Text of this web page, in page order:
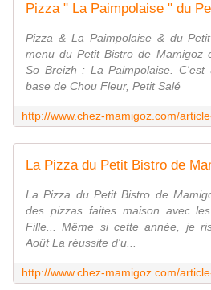
Pizza & La Paimpolaise & du
menu du Petit Bistro de Mamigoz
So Breizh : La Paimpolaise.
base de Chou Fleur, Petit Salé
La Pizza du Petit Bistro de
des pizzas faites maison avec
Fille... Même si cette année, je
Août La réussite d'u...